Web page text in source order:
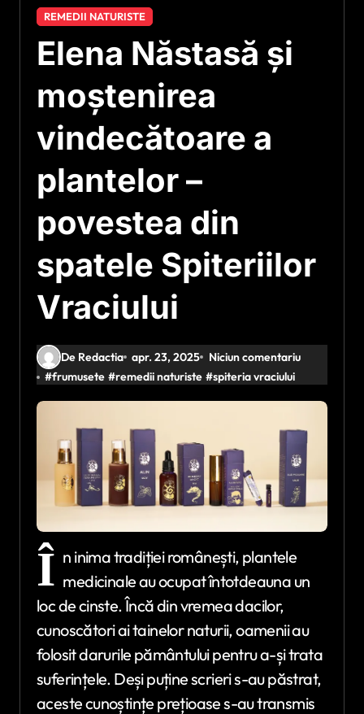
REMEDII NATURISTE
Elena Năstasă și
moștenirea
vindecătoare a
plantelor –
povestea din
spatele Spiteriilor
Vraciului
De Redactia apr. 23, 2025
Niciun comentariu
#frumusete #remedii naturiste #spiteria vraciului
Î n inima tradiției românești, plantele
medicinale au ocupat întotdeauna un
loc de cinste. Încă din vremea dacilor,
cunoscători ai tainelor naturii, oamenii au
folosit darurile pământului pentru a-și trata
suferințele. Deși puține scrieri s-au păstrat,
aceste cunoștințe prețioase s-au transmis